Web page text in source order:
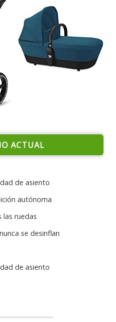
ACTUAL
de asiento
autónoma
las ruedas
se desinflan
de asiento